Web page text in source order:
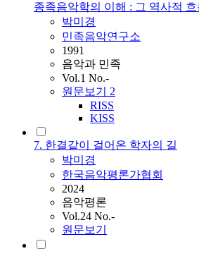
종족음악학의 이해 : 그 역사적
박미경
민족음악연구소
1991
음악과 민족
Vol.1 No.-
원문보기 2
RISS
KISS
7. 한결같이 걸어온 학자의 길
박미경
한국음악평론가협회
2024
음악평론
Vol.24 No.-
원문보기